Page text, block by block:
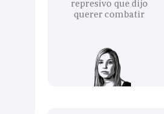
represivo que dijo
querer combatir